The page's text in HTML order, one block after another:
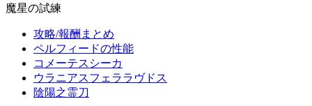
魔星の試練
攻略/報酬まとめ
ペルフィードの性能
コメーテスシーカ
ウラニアスフェララヴドス
陰陽之霊刀